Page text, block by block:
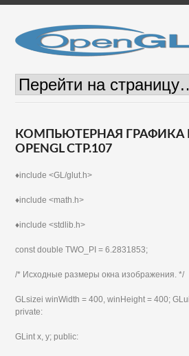
КОМПЬЮТЕРНАЯ ГРАФИКА
OPENGL СТР.107
♦include <GL/glut.h>
♦include <math.h>
♦include <stdlib.h>
const double TWO_PI = 6.2831853;
/* Исходные размеры окна изображения. */
GLsizei winWidth = 400, winHeight = 400;
private:
GLint x, y; public: